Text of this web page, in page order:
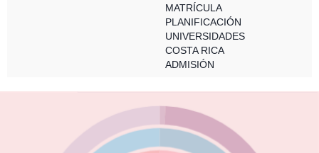
MATRÍCULA
PLANIFICACIÓN
UNIVERSIDADES
COSTA RICA
ADMISIÓN